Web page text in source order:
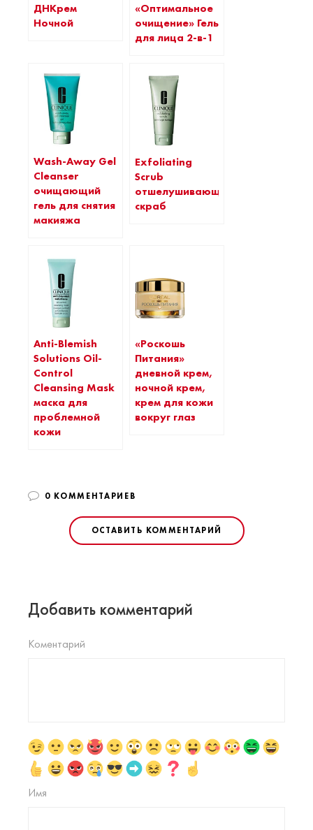
ДНКрем
Ночной
«Оптимальное
очищение» Гель
для лица 2-в-1
Wash-Away Gel
Cleanser
очищающий
гель для снятия
макияжа
Exfoliating
Scrub
отшелушивающий
скраб
Anti-Blemish
Solutions Oil-
Control
Cleansing Mask
маска для
проблемной
кожи
«Роскошь
Питания»
дневной крем,
ночной крем,
крем для кожи
вокруг глаз
0 КОММЕНТАРИЕВ
ОСТАВИТЬ КОММЕНТАРИЙ
Добавить комментарий
Коментарий
Имя